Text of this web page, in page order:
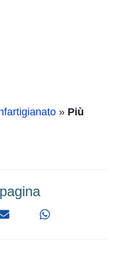
» Più